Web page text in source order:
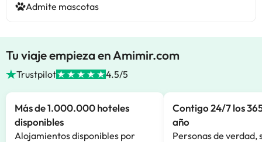
Admite mascotas
Tu viaje empieza en Amimir.com
Trustpilot 4.5/5
Más de 1.000.000 hoteles
disponibles
Alojamientos disponibles por
Contigo 24/7 los
año
Personas de verdad,